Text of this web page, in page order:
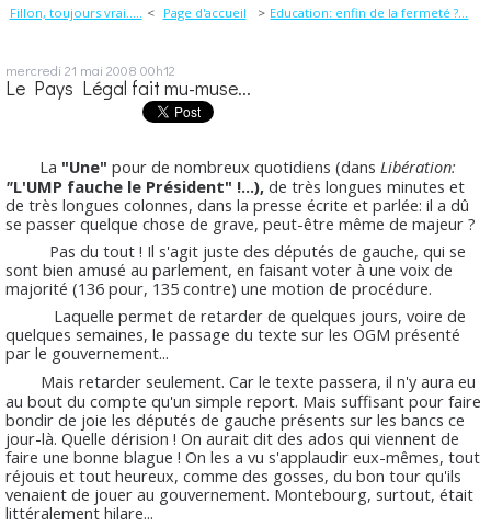
Fillon, toujours vrai..... Page d'accueil Education: enfin de la fermeté ?...
mercredi 21 mai 2008 00h12
Le Pays Légal fait mu-muse...
La "Une" pour de nombreux quotidiens (dans Libération:
"L'UMP fauche le Président" !...), de très longues minutes et
de très longues colonnes, dans la presse écrite et parlée: il a dû
se passer quelque chose de grave, peut-être même de majeur ?
Pas du tout ! Il s'agit juste des députés de gauche, qui se
sont bien amusé au parlement, en faisant voter à une voix de
majorité (136 pour, 135 contre) une motion de procédure.
Laquelle permet de retarder de quelques jours, voire de
quelques semaines, le passage du texte sur les OGM présenté
par le gouvernement...
Mais retarder seulement. Car le texte passera, il n'y aura eu
au bout du compte qu'un simple report. Mais suffisant pour faire
bondir de joie les députés de gauche présents sur les bancs ce
jour-là. Quelle dérision ! On aurait dit des ados qui viennent de
faire une bonne blague ! On les a vu s'applaudir eux-mêmes, tout
réjouis et tout heureux, comme des gosses, du bon tour qu'ils
venaient de jouer au gouvernement. Montebourg, surtout, était
littéralement hilare...